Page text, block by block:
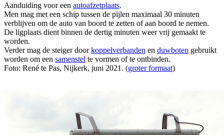
Aanduiding voor een autoafzetplaats.
Men mag met een schip tussen de pijlen maximaal 30 minuten
verblijven om de auto van boord te zetten of aan boord te nemen.
De ligplaats dient binnen de dertig minuten weer vrij gemaakt te
worden.
Verder mag de steiger doorkoppelverbanden en duwboten gebruikt
worden om een samenstel te vormen of te ontbinden.
Foto: René te Pas, Nijkerk, juni 2021. (groter formaat)